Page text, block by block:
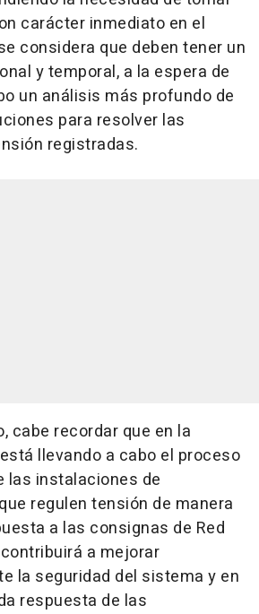
carácter inmediato en el
considera que deben tener un
y temporal, a la espera de
un análisis más profundo de
para resolver las
registradas.
cabe recordar que en la
llevando a cabo el proceso
las instalaciones de
regulen tensión de manera
a las consignas de Red
a mejorar
la seguridad del sistema y en
respuesta de las